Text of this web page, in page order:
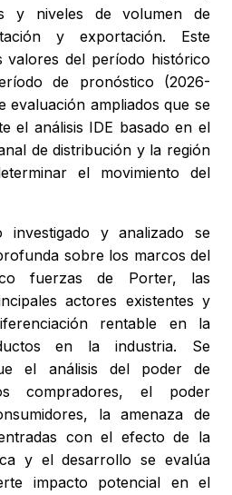
y niveles de volumen de
y exportación. Este
valores del período histórico
de pronóstico (2026-
evaluación ampliados que se
el análisis IDE basado en el
de distribución y la región
el movimiento del
investigado y analizado se
sobre los marcos del
fuerzas de Porter, las
actores existentes y
rentable en la
en la industria. Se
el análisis del poder de
compradores, el poder
la amenaza de
con el efecto de la
y el desarrollo se evalúa
impacto potencial en el